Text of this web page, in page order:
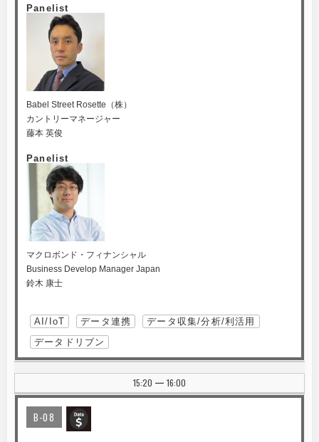
Panelist
Babel Street Rosette（株）
カントリーマネージャー
藤本 英俊
Panelist
マクロボンド・フィナンシャル
Business Develop Manager Japan
鈴木 康士
AI/IoT データ連携
データ収集/分析/利活用
データドリブン
15:20 | 16:00
B-08